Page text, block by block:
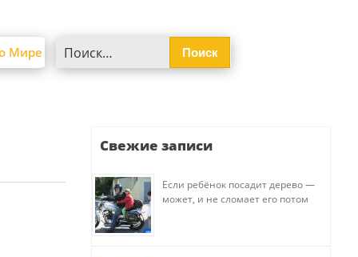
Мире
Свежие записи
Если ребёнок посадит дерево —
может, и не сломает его потом